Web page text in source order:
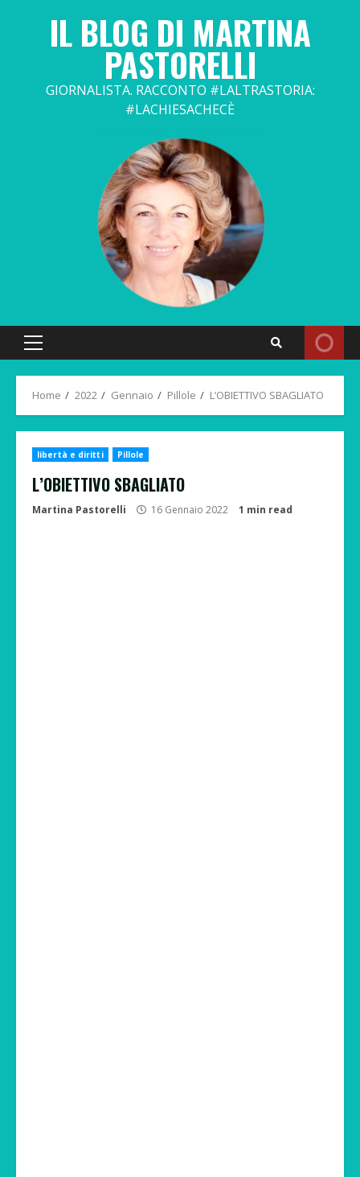
IL BLOG DI MARTINA
PASTORELLI
GIORNALISTA. RACCONTO #LALTRASTORIA:
#LACHIESACHECÈ
Primary
Home 2022 Gennaio Pillole L’OBIETTIVO SBAGLIATO
libertà e diritti Pillole
L’OBIETTIVO SBAGLIATO
Martina Pastorelli 16 Gennaio 2022 1 min read